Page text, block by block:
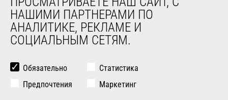
General Terms and Conditions of Sale
ДРУГИЕ САЙТЫ ГРУППЫ
Used Manitou Machines
НАШИМИ ПАРТНЕРАМИ ПО
АНАЛИТИКЕ, РЕКЛАМЕ И
СОЦИАЛЬНЫМ СЕТЯМ.
Обязательно
Статистика
Предпочтения
Маркетинг